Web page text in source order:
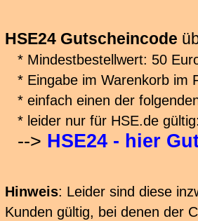
HSE24 Gutscheincode
* Mindestbestellwert: 50
* Eingabe im Warenkorb im
* einfach einen der
* leider nur für HSE.de gültig:
--> HSE24 - hier
Hinweis: Leider sind diese
Kunden gültig, bei denen der